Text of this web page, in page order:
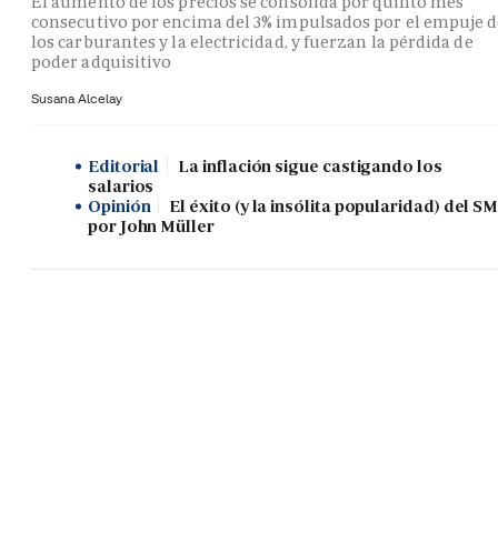
consecutivo por encima del 3% impulsados por el empuje
los carburantes y la electricidad, y fuerzan la pérdida de
poder adquisitivo
Susana Alcelay
Editorial
La inflación sigue castigando los
salarios
Opinión
El éxito (y la insólita popularidad) del
por John Müller